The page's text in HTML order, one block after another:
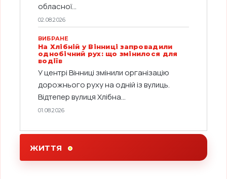
обласної...
02.08.2026
ВИБРАНЕ
На Хлібній у Вінниці запровадили
однобічний рух: що змінилося для
водіїв
У центрі Вінниці змінили організацію
дорожнього руху на одній із вулиць.
Відтепер вулиця Хлібна...
01.08.2026
ЖИТТЯ